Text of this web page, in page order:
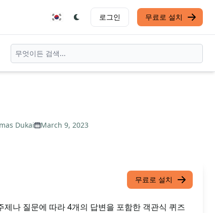
로그인 무료로 설치
Dukai
March 9, 2023
무료로 설치
제나 질문에 따라 4개의 답변을 포함한 객관식 퀴즈